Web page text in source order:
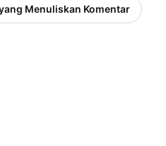
Menuliskan Komentar